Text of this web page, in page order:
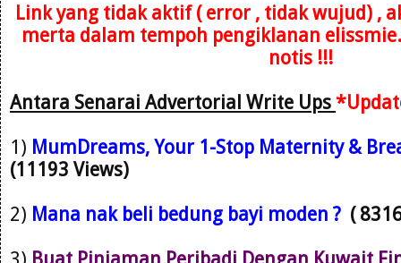
Link yang tidak aktif ( error , tidak wujud) ,
merta dalam tempoh pengiklanan
notis !!!
Antara Senarai Advertorial Write Ups
1) MumDreams, Your 1-Stop Maternity &
(11193 Views)
2) Mana nak beli bedung bayi moden ? (